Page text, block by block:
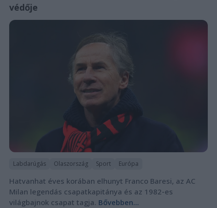
védője
Labdarúgás Olaszország Sport Európa
Hatvanhat éves korában elhunyt Franco Baresi, az AC
Milan legendás csapatkapitánya és az 1982-es
világbajnok csapat tagja. Bővebben...